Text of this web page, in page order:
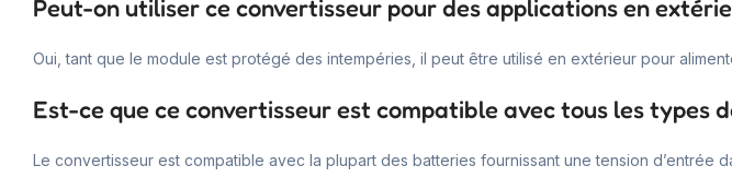
Peut-on utiliser ce convertisseur pour des applications en
Oui, tant que le module est protégé des intempéries, il peut être utilisé en extérieur pour
Est-ce que ce convertisseur est compatible avec tous les types
Le convertisseur est compatible avec la plupart des batteries fournissant une tension